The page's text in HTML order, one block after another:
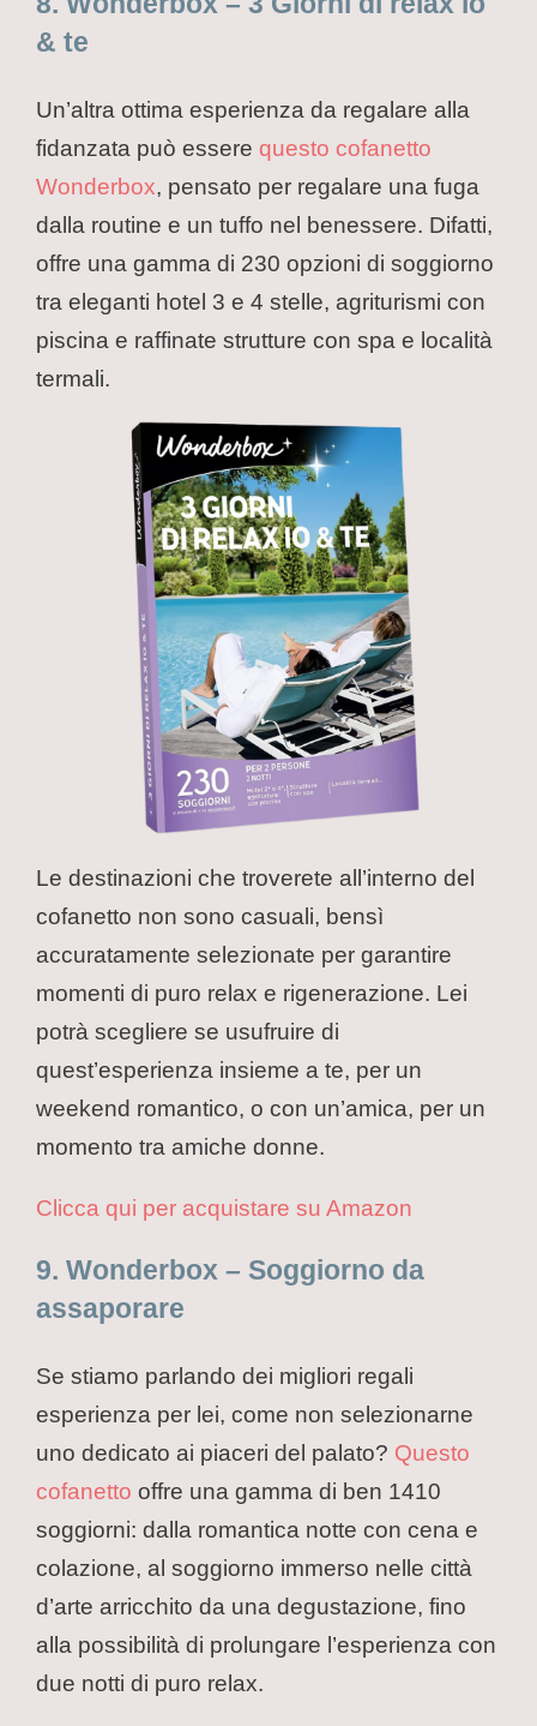
& te
Un’altra ottima esperienza da regalare alla
fidanzata può essere questo cofanetto
Wonderbox, pensato per regalare una fuga
dalla routine e un tuffo nel benessere. Difatti,
offre una gamma di 230 opzioni di soggiorno
tra eleganti hotel 3 e 4 stelle, agriturismi con
piscina e raffinate strutture con spa e località
termali.
Le destinazioni che troverete all’interno del
cofanetto non sono casuali, bensì
accuratamente selezionate per garantire
momenti di puro relax e rigenerazione. Lei
potrà scegliere se usufruire di
quest’esperienza insieme a te, per un
weekend romantico, o con un’amica, per un
momento tra amiche donne.
Clicca qui per acquistare su Amazon
9. Wonderbox – Soggiorno da
assaporare
Se stiamo parlando dei migliori regali
esperienza per lei, come non selezionarne
uno dedicato ai piaceri del palato? Questo
cofanetto offre una gamma di ben 1410
soggiorni: dalla romantica notte con cena e
colazione, al soggiorno immerso nelle città
d’arte arricchito da una degustazione, fino
alla possibilità di prolungare l’esperienza con
due notti di puro relax.